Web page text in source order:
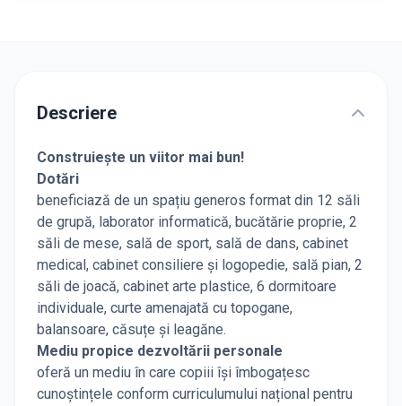
Descriere
Construiește un viitor mai bun!
Dotări
beneficiază de un spațiu generos format din 12 săli
de grupă, laborator informatică, bucătărie proprie, 2
săli de mese, sală de sport, sală de dans, cabinet
medical, cabinet consiliere și logopedie, sală pian, 2
săli de joacă, cabinet arte plastice, 6 dormitoare
individuale, curte amenajată cu topogane,
balansoare, căsuțe și leagăne.
Mediu propice dezvoltării personale
oferă un mediu în care copiii își îmbogațesc
cunoștințele conform curriculumului național pentru